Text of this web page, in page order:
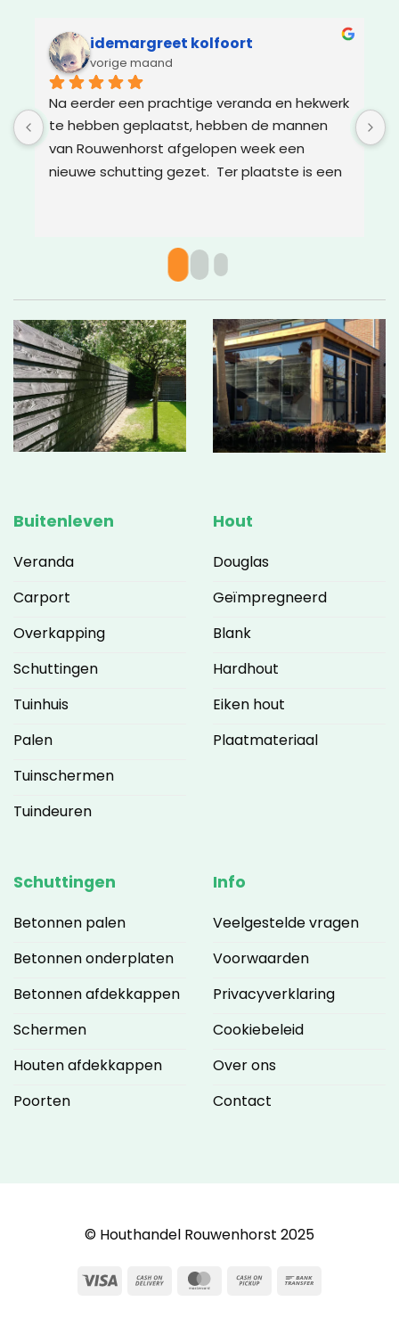
idemargreet kolfoort
vorige maand
Na eerder een prachtige veranda en hekwerk
te hebben geplaatst, hebben de mannen
van Rouwenhorst afgelopen week een
nieuwe schutting gezet.  Ter plaatste is een
Buitenleven
Veranda
Carport
Overkapping
Schuttingen
Tuinhuis
Palen
Tuinschermen
Tuindeuren
Hout
Douglas
Geïmpregneerd
Blank
Hardhout
Eiken hout
Plaatmateriaal
Schuttingen
Betonnen palen
Betonnen onderplaten
Betonnen afdekkappen
Schermen
Houten afdekkappen
Poorten
Info
Veelgestelde vragen
Voorwaarden
Privacyverklaring
Cookiebeleid
Over ons
Contact
© Houthandel Rouwenhorst 2025
Visa
Cash
MasterCard
Cash